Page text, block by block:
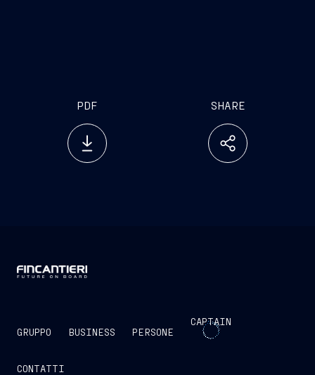
PDF SHARE
GRUPPO BUSINESS PERSONE
CAPTAIN
CONTATTI